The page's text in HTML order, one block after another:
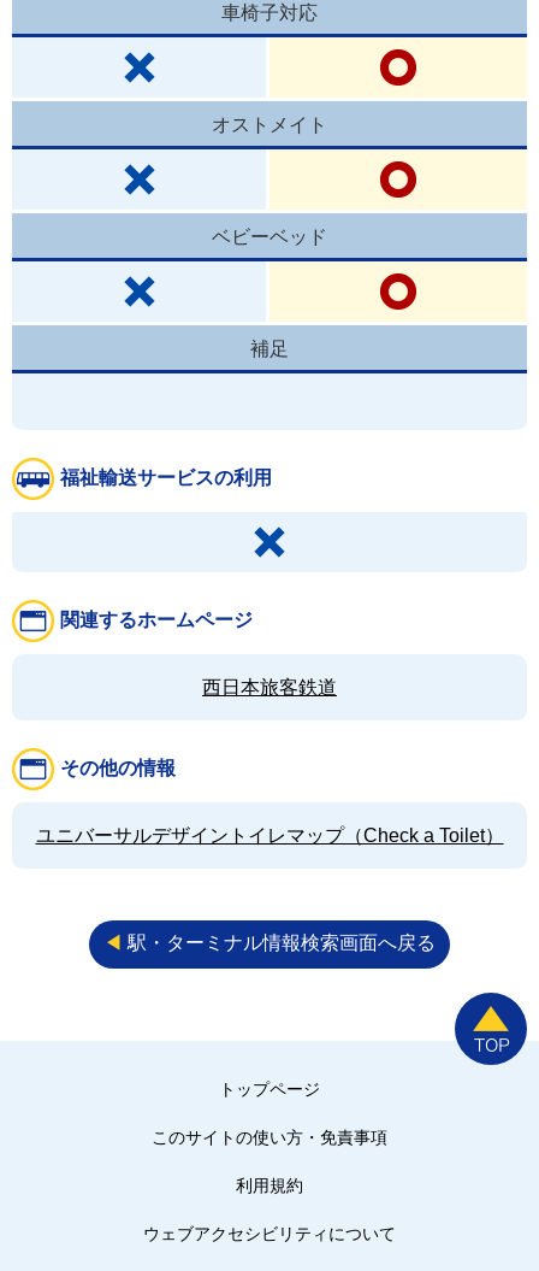
車椅子対応
オストメイト
ベビーベッド
補足
福祉輸送サービスの利用
関連するホームページ
西日本旅客鉄道
その他の情報
ユニバーサルデザイントイレマップ（Check a Toilet）
◀︎ 駅・ターミナル情報検索画面へ戻る
トップページ
このサイトの使い方・免責事項
利用規約
ウェブアクセシビリティについて